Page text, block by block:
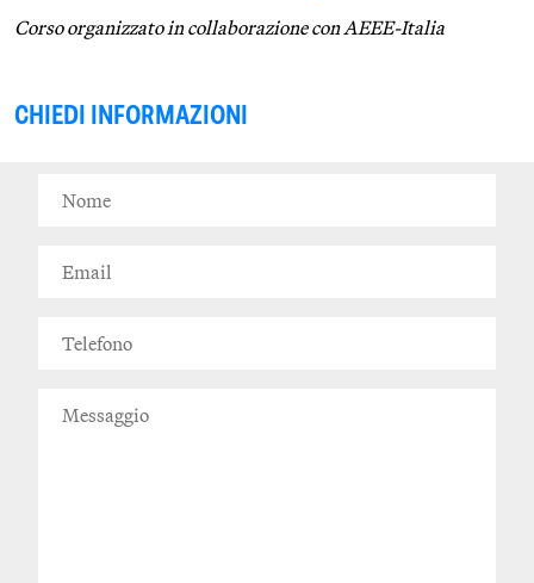
Corso organizzato in collaborazione con AEEE-Italia
CHIEDI INFORMAZIONI